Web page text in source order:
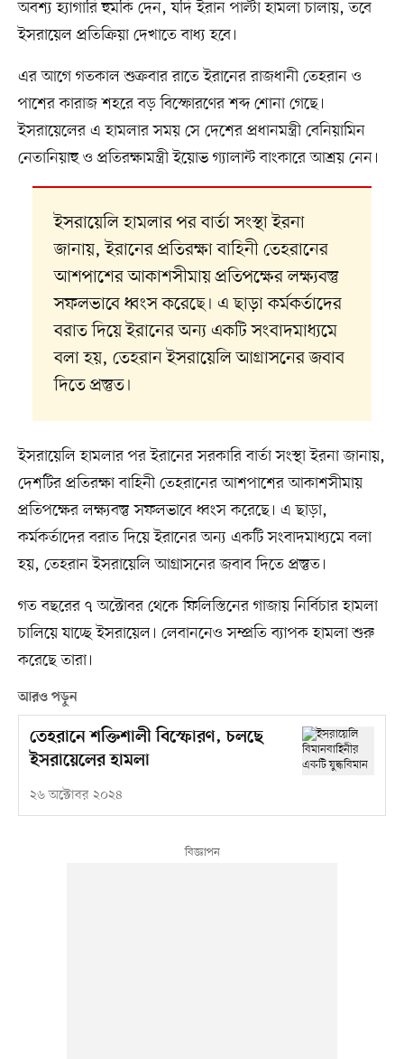
অবশ্য হ্যাগারি হুমকি দেন, যদি ইরান পাল্টা হামলা চালায়, তবে
ইসরায়েল প্রতিক্রিয়া দেখাতে বাধ্য হবে।
এর আগে গতকাল শুক্রবার রাতে ইরানের রাজধানী তেহরান ও
পাশের কারাজ শহরে বড় বিস্ফোরণের শব্দ শোনা গেছে।
ইসরায়েলের এ হামলার সময় সে দেশের প্রধানমন্ত্রী বেনিয়ামিন
নেতানিয়াহু ও প্রতিরক্ষামন্ত্রী ইয়োভ গ্যালান্ট বাংকারে আশ্রয় নেন।
ইসরায়েলি হামলার পর বার্তা সংস্থা ইরনা
জানায়, ইরানের প্রতিরক্ষা বাহিনী তেহরানের
আশপাশের আকাশসীমায় প্রতিপক্ষের লক্ষ্যবস্তু
সফলভাবে ধ্বংস করেছে। এ ছাড়া কর্মকর্তাদের
বরাত দিয়ে ইরানের অন্য একটি সংবাদমাধ্যমে
বলা হয়, তেহরান ইসরায়েলি আগ্রাসনের জবাব
দিতে প্রস্তুত।
ইসরায়েলি হামলার পর ইরানের সরকারি বার্তা সংস্থা ইরনা জানায়,
দেশটির প্রতিরক্ষা বাহিনী তেহরানের আশপাশের আকাশসীমায়
প্রতিপক্ষের লক্ষ্যবস্তু সফলভাবে ধ্বংস করেছে। এ ছাড়া,
কর্মকর্তাদের বরাত দিয়ে ইরানের অন্য একটি সংবাদমাধ্যমে বলা
হয়, তেহরান ইসরায়েলি আগ্রাসনের জবাব দিতে প্রস্তুত।
গত বছরের ৭ অক্টোবর থেকে ফিলিস্তিনের গাজায় নির্বিচার হামলা
চালিয়ে যাচ্ছে ইসরায়েল। লেবাননেও সম্প্রতি ব্যাপক হামলা শুরু
করেছে তারা।
আরও পড়ুন
তেহরানে শক্তিশালী বিস্ফোরণ, চলছে
ইসরায়েলের হামলা
২৬ অক্টোবর ২০২৪